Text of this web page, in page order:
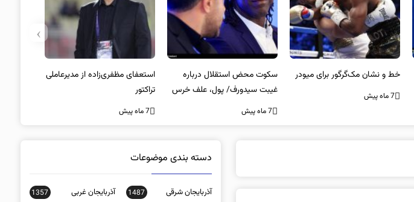
خط و نشان مک‌گرگور برای میودر
7 ماه پیش
سکوت محض استقلال درباره
غیبت سیدورف/ پول، علف خرس
است؟
7 ماه پیش
استعفای مظفری‌زاده از مدیرعاملی
تراکتور
7 ماه پیش
›
دسته بندی موضوعات
آذربایجان شرقی 1487 آذربایجان غربی 1357